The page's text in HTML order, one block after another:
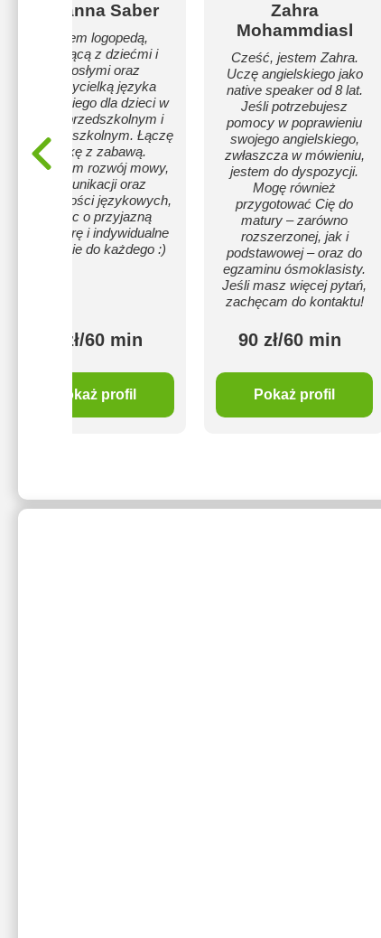
Zuzanna Saber
Jestem logopedą,
pracującą z dziećmi i
dorosłymi oraz
nauczycielką języka
angielskiego dla dzieci w
wieku przedszkolnym i
wczesnoszkolnym. Łączę
naukę z zabawą.
Wspieram rozwój mowy,
komunikacji oraz
umiejętności językowych,
dbając o przyjazną
atmosferę i indywidualne
podejście do każdego :)
90 zł/60 min
Pokaż profil
Zahra
Mohammdiasl
Cześć, jestem Zahra.
Uczę angielskiego jako
native speaker od 8 lat.
Jeśli potrzebujesz
pomocy w poprawieniu
swojego angielskiego,
zwłaszcza w mówieniu,
jestem do dyspozycji.
Mogę również
przygotować Cię do
matury – zarówno
rozszerzonej, jak i
podstawowej – oraz do
egzaminu ósmoklasisty.
Jeśli masz więcej pytań,
zachęcam do kontaktu!
90 zł/60 min
Pokaż profil